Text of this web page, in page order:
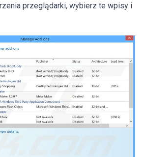
przeglądarki, wybierz te wpisy i